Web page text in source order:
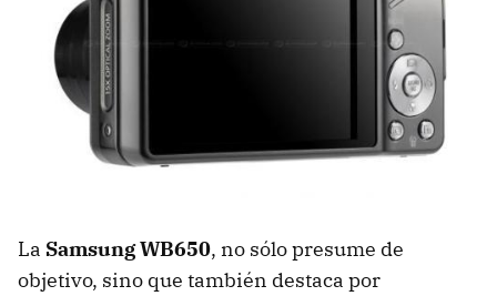
La Samsung WB650, no sólo presume de
objetivo, sino que también destaca por